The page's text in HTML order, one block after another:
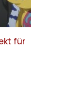
für